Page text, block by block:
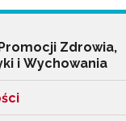
Zdrowia,
i Wychowania